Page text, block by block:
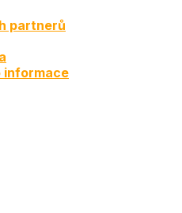
partnerů
informace